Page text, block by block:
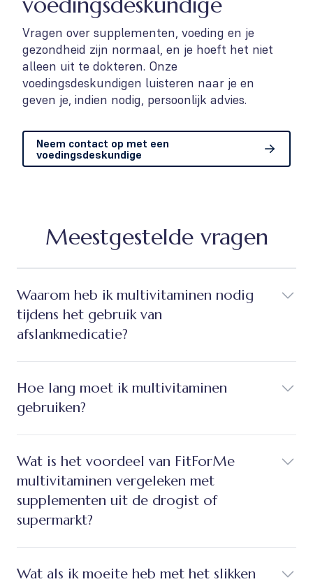
Vragen over supplementen, voeding en je
gezondheid zijn normaal, en je hoeft het niet
alleen uit te dokteren. Onze
voedingsdeskundigen luisteren naar je en
geven je, indien nodig, persoonlijk advies.
Neem contact op met een
voedingsdeskundige
Meestgestelde vragen
Waarom heb ik multivitaminen nodig
tijdens het gebruik van
afslankmedicatie?
Hoe lang moet ik multivitaminen
gebruiken?
Wat is het voordeel van FitForMe
multivitaminen vergeleken met
supplementen uit de drogist of
supermarkt?
Wat als ik moeite heb met het slikken